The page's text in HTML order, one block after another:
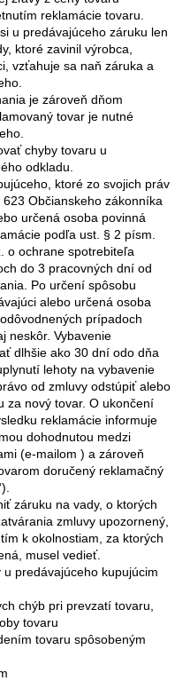
reklamácie tovaru.
u predávajúceho záruku len
ktoré zavinil výrobca,
vzťahuje sa naň záruka a
je zároveň dňom
tovar je nutné
chyby tovaru u
odkladu.
ktoré zo svojich práv
Občianskeho zákonníka
určená osoba povinná
podľa ust. § 2 písm.
o ochrane spotrebiteľa
do 3 pracovných dní od
Po určení spôsobu
alebo určená osoba
prípadoch
neskôr. Vybavenie
dlhšie ako 30 dní odo dňa
lehoty na vybavenie
od zmluvy odstúpiť alebo
za nový tovar. O ukončení
reklamácie informuje
dohodnutou medzi
(e-mailom ) a zároveň
doručený reklamačný
záruku na vady, o ktorých
zmluvy upozornený,
k okolnostiam, za ktorých
musel vedieť.
predávajúceho kupujúcim
chýb pri prevzatí tovaru,
tovaru
tovaru spôsobeným